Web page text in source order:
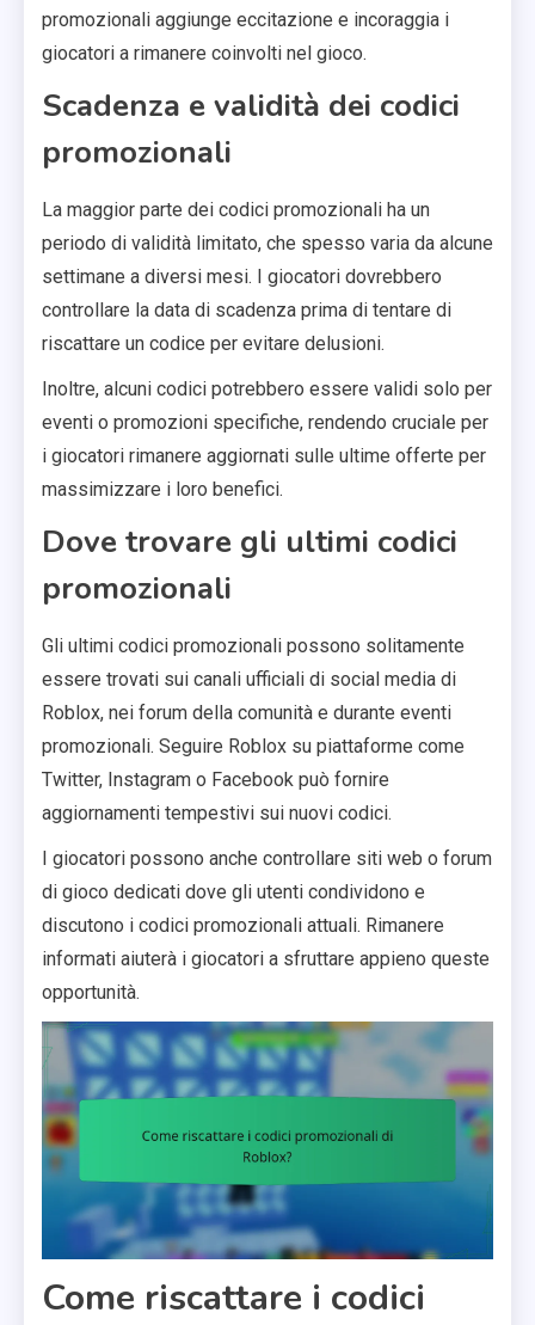
promozionali aggiunge eccitazione e incoraggia i
giocatori a rimanere coinvolti nel gioco.
Scadenza e validità dei codici
promozionali
La maggior parte dei codici promozionali ha un
periodo di validità limitato, che spesso varia da alcune
settimane a diversi mesi. I giocatori dovrebbero
controllare la data di scadenza prima di tentare di
riscattare un codice per evitare delusioni.
Inoltre, alcuni codici potrebbero essere validi solo per
eventi o promozioni specifiche, rendendo cruciale per
i giocatori rimanere aggiornati sulle ultime offerte per
massimizzare i loro benefici.
Dove trovare gli ultimi codici
promozionali
Gli ultimi codici promozionali possono solitamente
essere trovati sui canali ufficiali di social media di
Roblox, nei forum della comunità e durante eventi
promozionali. Seguire Roblox su piattaforme come
Twitter, Instagram o Facebook può fornire
aggiornamenti tempestivi sui nuovi codici.
I giocatori possono anche controllare siti web o forum
di gioco dedicati dove gli utenti condividono e
discutono i codici promozionali attuali. Rimanere
informati aiuterà i giocatori a sfruttare appieno queste
opportunità.
Come riscattare i codici